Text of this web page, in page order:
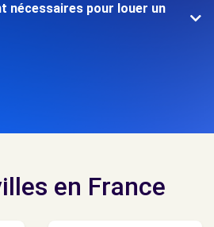
nécessaires pour louer un
en France